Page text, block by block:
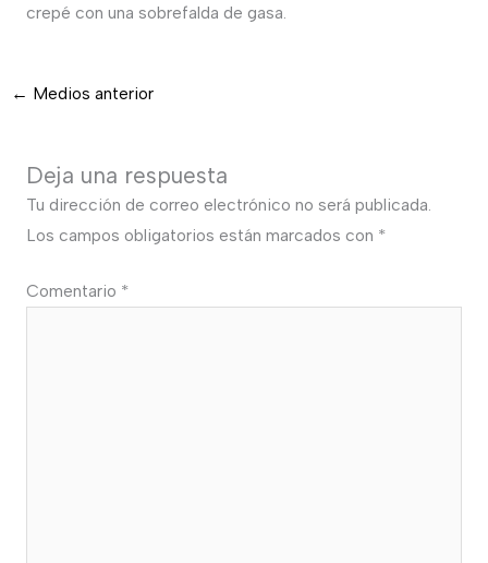
crepé con una sobrefalda de gasa.
← Medios anterior
Deja una respuesta
Tu dirección de correo electrónico no será publicada.
Los campos obligatorios están marcados con *
Comentario *